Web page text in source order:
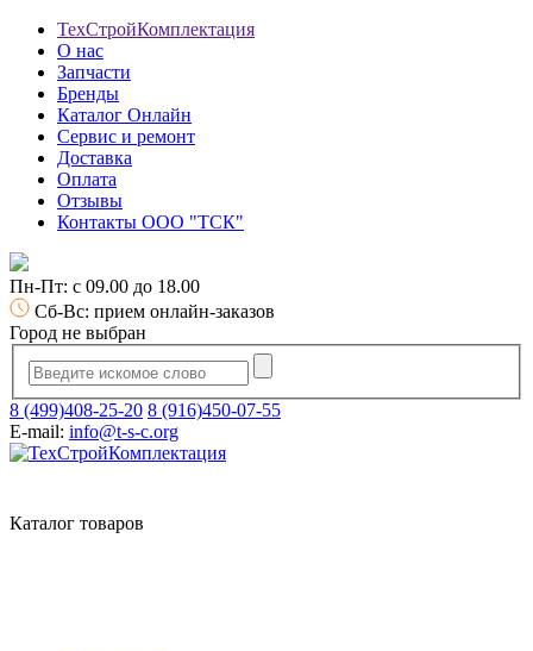
ТехСтройКомплектация
О нас
Запчасти
Бренды
Каталог Онлайн
Сервис и ремонт
Доставка
Оплата
Отзывы
Контакты ООО "ТСК"
Пн-Пт: с 09.00 до 18.00
Сб-Вс: прием онлайн-заказов
Город не выбран
8 (499)408-25-20 8 (916)450-07-55
E-mail: info@t-s-c.org
Каталог товаров